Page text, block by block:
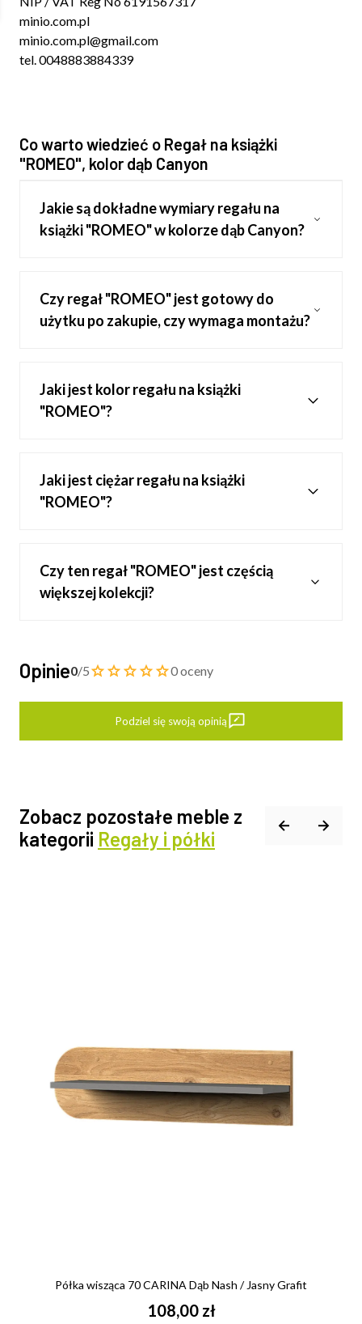
minio.com.pl
minio.com.pl@gmail.com
tel. 0048883884339
Co warto wiedzieć o Regał na książki
"ROMEO", kolor dąb Canyon
Jakie są dokładne wymiary regału na
książki "ROMEO" w kolorze dąb Canyon?
Czy regał "ROMEO" jest gotowy do
użytku po zakupie, czy wymaga montażu?
Jaki jest kolor regału na książki
"ROMEO"?
Jaki jest ciężar regału na książki
"ROMEO"?
Czy ten regał "ROMEO" jest częścią
większej kolekcji?
Opinie0/5 0 oceny
Podziel się swoją opinią
Zobacz pozostałe meble z
kategorii Regały i półki
Półka wisząca 70 CARINA Dąb Nash / Jasny Grafit
108,00 zł